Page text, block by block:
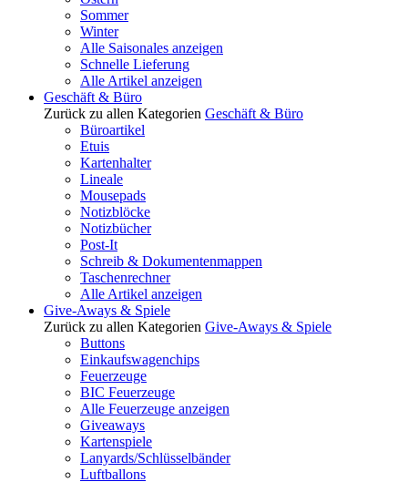
Sommer
Winter
Alle Saisonales anzeigen
Schnelle Lieferung
Alle Artikel anzeigen
Geschäft & Büro
Zurück zu allen Kategorien Geschäft & Büro
Büroartikel
Etuis
Kartenhalter
Lineale
Mousepads
Notizblöcke
Notizbücher
Post-It
Schreib & Dokumentenmappen
Taschenrechner
Alle Artikel anzeigen
Give-Aways & Spiele
Zurück zu allen Kategorien Give-Aways & Spiele
Buttons
Einkaufswagenchips
Feuerzeuge
BIC Feuerzeuge
Alle Feuerzeuge anzeigen
Giveaways
Kartenspiele
Lanyards/Schlüsselbänder
Luftballons